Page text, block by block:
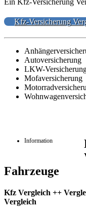
Kfz-Versicherung
Autoversicherung
LKW-
Mofaversicherung
Information
Fahrzeuge
Kfz Vergleich ++
Vergleich